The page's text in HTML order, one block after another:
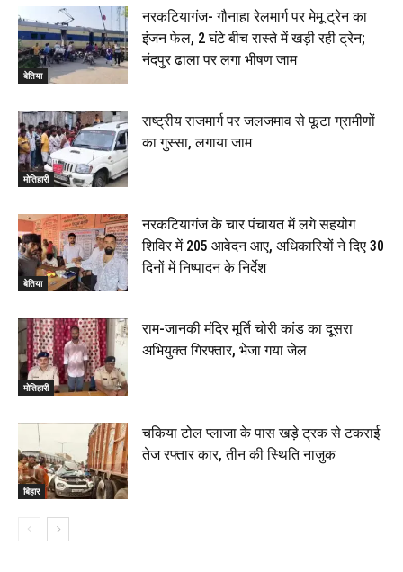
बेतिया
नरकटियागंज- गौनाहा रेलमार्ग पर मेमू ट्रेन का
इंजन फेल, 2 घंटे बीच रास्ते में खड़ी रही ट्रेन;
नंदपुर ढाला पर लगा भीषण जाम
मोतिहारी
राष्ट्रीय राजमार्ग पर जलजमाव से फूटा ग्रामीणों
का गुस्सा, लगाया जाम
बेतिया
नरकटियागंज के चार पंचायत में लगे सहयोग
शिविर में 205 आवेदन आए, अधिकारियों ने दिए 30
दिनों में निष्पादन के निर्देश
मोतिहारी
राम-जानकी मंदिर मूर्ति चोरी कांड का दूसरा
अभियुक्त गिरफ्तार, भेजा गया जेल
बिहार
चकिया टोल प्लाजा के पास खड़े ट्रक से टकराई
तेज रफ्तार कार, तीन की स्थिति नाजुक